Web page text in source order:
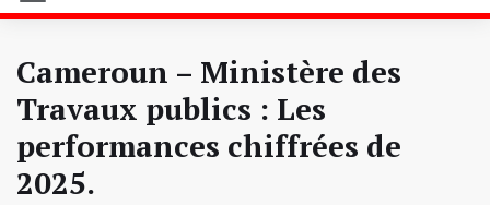
Cameroun – Ministère des
Travaux publics : Les
performances chiffrées de
2025.